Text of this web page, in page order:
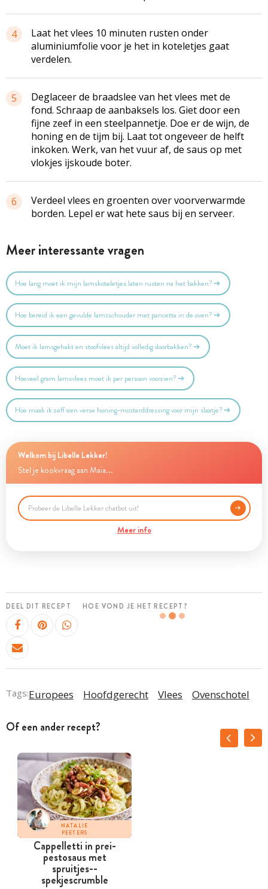
4
Laat het vlees 10 minuten rusten onder
aluminiumfolie voor je het in koteletjes gaat
verdelen.
5 Deglaceerde braadslee van het vlees met de
fond. Schraap de aanbaksels los. Giet door een
fijne zeef in een steelpannetje. Doe er de wijn, de
honing en de tijm bij. Laat tot ongeveer de helft
inkoken. Werk, van het vuur af, de saus op met
vlokjes ijskoude boter.
6
Verdeel vlees en groenten over voorverwarmde
borden. Lepel er wat hete saus bij en serveer.
Meer interessante vragen
Hoe lang moet ik mijn lamskoteletjes laten rusten na het bakken?
Hoe bereid ik een gevulde lamsschouder met pancetta in de oven?
Moet ik lamsgehakt en stoofvlees altijd volledig doorbakken?
Hoeveel gram lamsvlees moet ik per persoon voorzien?
Hoe maak ik zelf een verse honing-mosterddressing voor mijn slaatje?
Welkom bij Libelle Lekker!
Stel je kookvraag aan Maia...
Meer info
DEEL DIT RECEPT HOE VOND JE HET RECEPT?
Tags:Europees Hoofdgerecht Vlees Ovenschotel
Of een ander recept?
NATALIE
PEETERS
Cappelletti in prei-
pestosaus met
spruitjes-­
spekjescrumble